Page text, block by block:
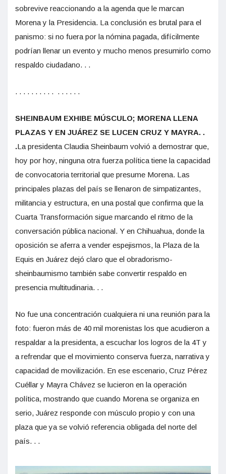
sobrevive reaccionando a la agenda que le marcan
Morena y la Presidencia. La conclusión es brutal para el
panismo: si no fuera por la nómina pagada, difícilmente
podrían llenar un evento y mucho menos presumirlo como
respaldo ciudadano. . .
. . . . . . . . . . . . . . . .
SHEINBAUM EXHIBE MÚSCULO; MORENA LLENA
PLAZAS Y EN JUÁREZ SE LUCEN CRUZ Y MAYRA. .
.La presidenta Claudia Sheinbaum volvió a demostrar que,
hoy por hoy, ninguna otra fuerza política tiene la capacidad
de convocatoria territorial que presume Morena. Las
principales plazas del país se llenaron de simpatizantes,
militancia y estructura, en una postal que confirma que la
Cuarta Transformación sigue marcando el ritmo de la
conversación pública nacional. Y en Chihuahua, donde la
oposición se aferra a vender espejismos, la Plaza de la
Equis en Juárez dejó claro que el obradorismo-
sheinbaumismo también sabe convertir respaldo en
presencia multitudinaria. . .
No fue una concentración cualquiera ni una reunión para la
foto: fueron más de 40 mil morenistas los que acudieron a
respaldar a la presidenta, a escuchar los logros de la 4T y
a refrendar que el movimiento conserva fuerza, narrativa y
capacidad de movilización. En ese escenario, Cruz Pérez
Cuéllar y Mayra Chávez se lucieron en la operación
política, mostrando que cuando Morena se organiza en
serio, Juárez responde con músculo propio y con una
plaza que ya se volvió referencia obligada del norte del
país. . .